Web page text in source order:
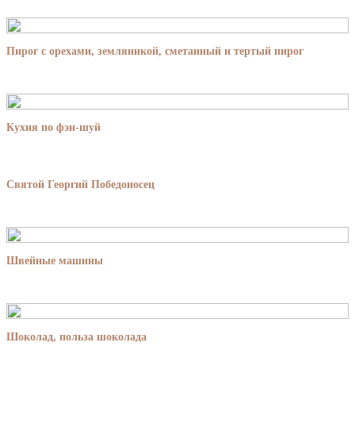
Пирог с орехами, земляникой, cметанный и тертый пирог
Кухня по фэн-шуй
Святой Георгий Победоносец
Швейные машины
Шоколад, польза шоколада